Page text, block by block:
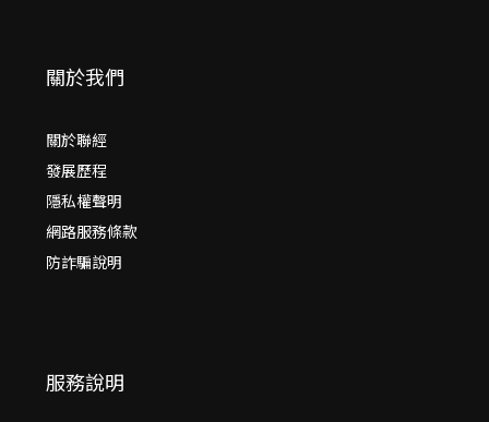
關於我們
關於聯經
發展歷程
隱私權聲明
網路服務條款
防詐騙說明
服務說明